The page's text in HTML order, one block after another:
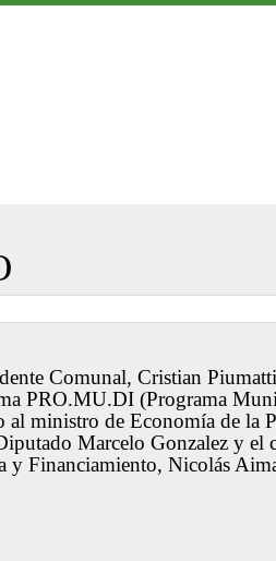
Comunal, Cristian
PRO.MU.DI (Programa
al ministro de Economía de la
Marcelo Gonzalez y el
y Financiamiento, Nicolás